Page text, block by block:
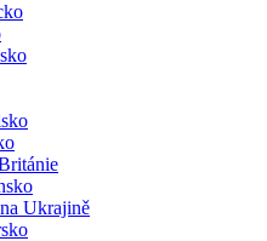
Ukrajině